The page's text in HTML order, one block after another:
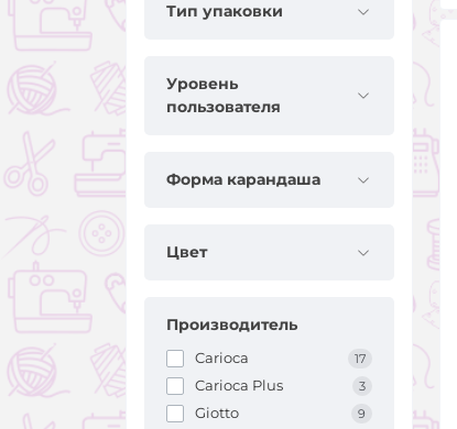
Тип упаковки
Уровень
пользователя
Форма карандаша
Цвет
Производитель
Carioca 17
Carioca Plus 3
Giotto 9